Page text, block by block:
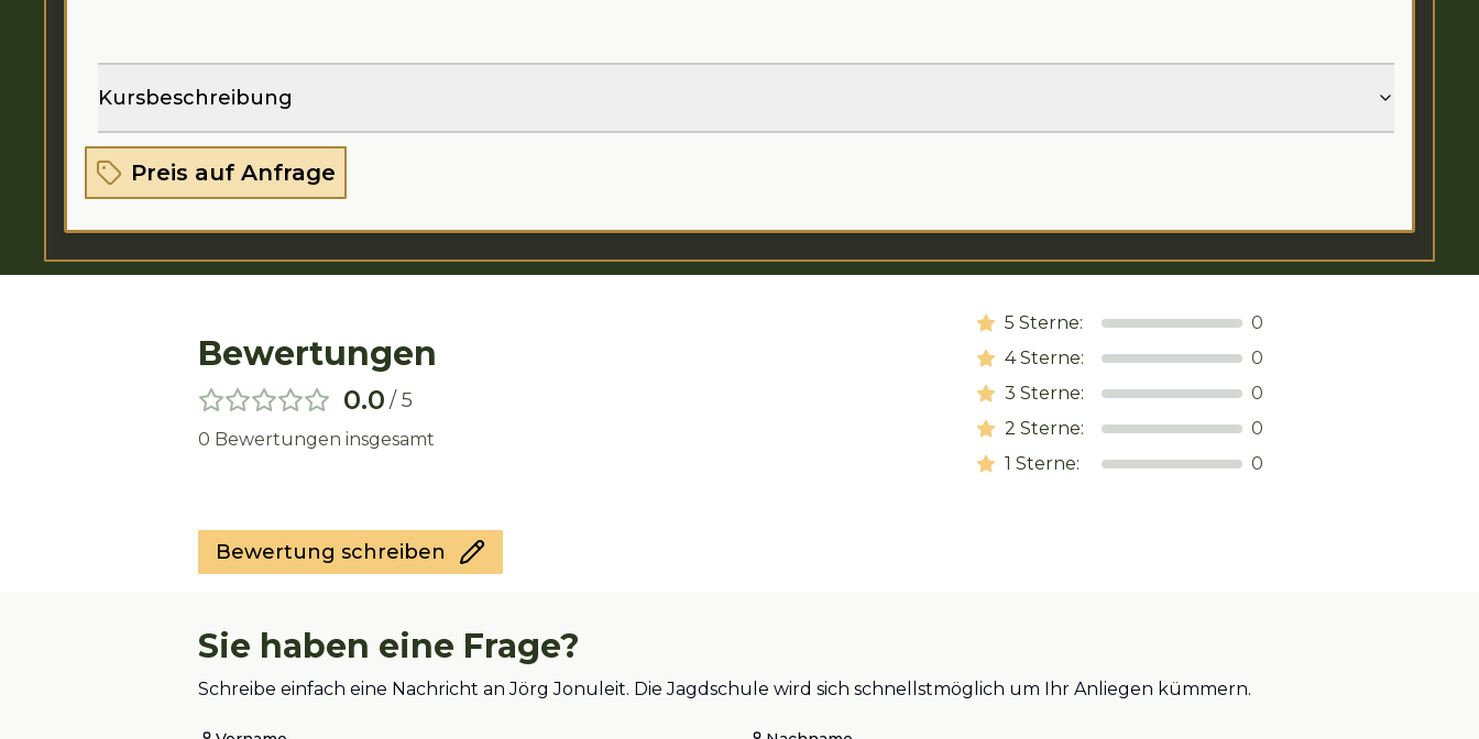
Kursbeschreibung
Preis auf Anfrage
Bewertungen
0.0 / 5
0 Bewertungen insgesamt
5 Sterne:
0
4Sterne:
0
3 Sterne:
0
2 Sterne:
0
1 Sterne: 0
Bewertung schreiben
Sie haben eine Frage?
Schreibe einfach eine Nachricht an Jörg Jonuleit. Die Jagdschule wird sich schnellstmöglich um Ihr Anliegen kümmern.